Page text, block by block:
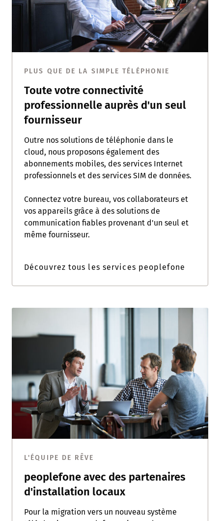
PLUS QUE DE LA SIMPLE TÉLÉPHONIE
Toute votre connectivité
professionnelle auprès d'un seul
fournisseur
Outre nos solutions de téléphonie dans le
cloud, nous proposons également des
abonnements mobiles, des services Internet
professionnels et des services SIM de données.
Connectez votre bureau, vos collaborateurs et
vos appareils grâce à des solutions de
communication fiables provenant d'un seul et
même fournisseur.
Découvrez tous les services peoplefone
L'ÉQUIPE DE RÊVE
peoplefone avec des partenaires
d'installation locaux
Pour la migration vers un nouveau système